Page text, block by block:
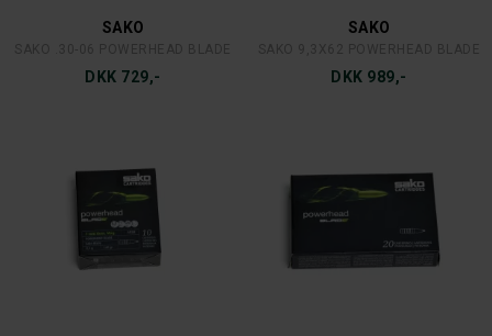
SAKO
DKK 729,-
SAKO
DKK 989,-